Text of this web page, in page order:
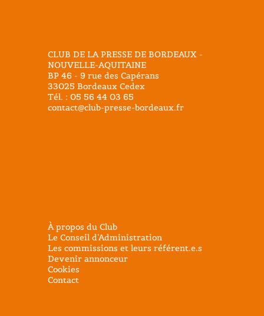
CLUB DE LA PRESSE DE BORDEAUX -
NOUVELLE-AQUITAINE
BP 46 - 9 rue des Capérans
33025 Bordeaux Cedex
Tél. : 05 56 44 03 65
contact@club-presse-bordeaux.fr
À propos du Club
Le Conseil d’Administration
Les commissions et leurs référent.e.s
Devenir annonceur
Cookies
Contact